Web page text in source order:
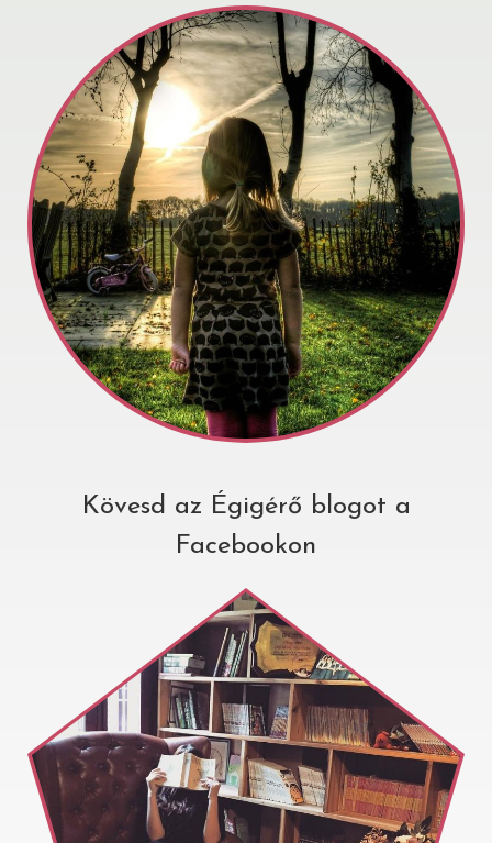
Kövesd az Égigérő blogot a
Facebookon